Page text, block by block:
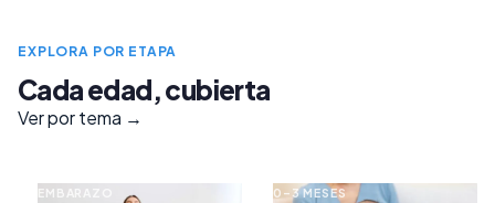
EXPLORA POR ETAPA
Cada edad, cubierta
Ver por tema →
EMBARAZO 0–3 MESES